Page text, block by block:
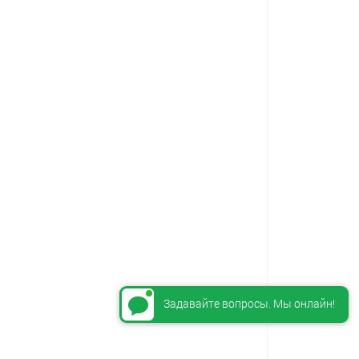
Задавайте вопросы. Мы онлайн!